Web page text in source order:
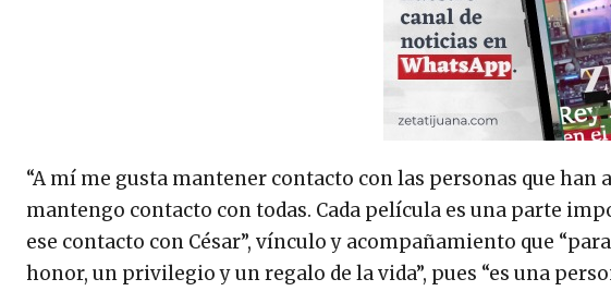
“A mí me gusta mantener contacto con las personas que
mantengo contacto con todas. Cada película es una parte
ese contacto con César”, vínculo y acompañamiento que
honor, un privilegio y un regalo de la vida”, pues “es una